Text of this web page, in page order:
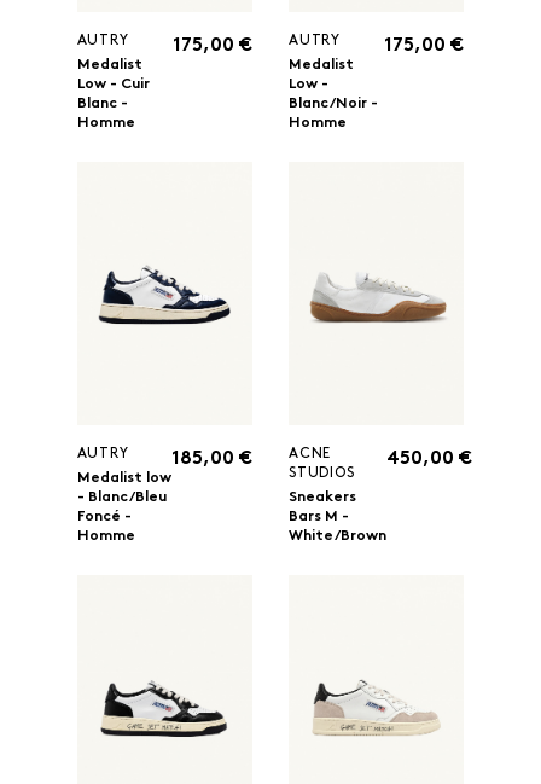
AUTRY
Medalist
Low - Cuir
Blanc -
Homme
175,00 €
AUTRY
Medalist
Low -
Blanc/Noir -
Homme
175,00 €
AUTRY
Medalist low
- Blanc/Bleu
Foncé -
Homme
185,00 €
ACNE
STUDIOS
Sneakers
Bars M -
White/Brown
450,00 €